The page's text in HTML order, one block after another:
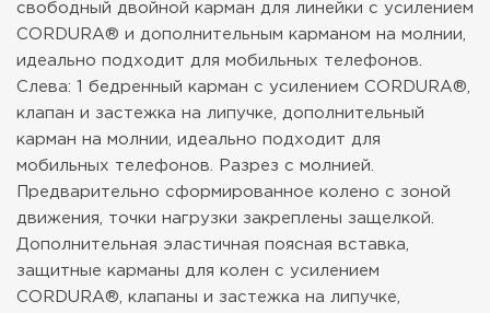
свободный двойной карман для линейки с усилением
CORDURA® и дополнительным карманом на молнии,
идеально подходит для мобильных телефонов.
Слева: 1 бедренный карман с усилением CORDURA®,
клапан и застежка на липучке, дополнительный
карман на молнии, идеально подходит для
мобильных телефонов. Разрез с молнией.
Предварительно сформированное колено с зоной
движения, точки нагрузки закреплены защелкой.
Дополнительная эластичная поясная вставка,
защитные карманы для колен с усилением
CORDURA®, клапаны и застежка на липучке,